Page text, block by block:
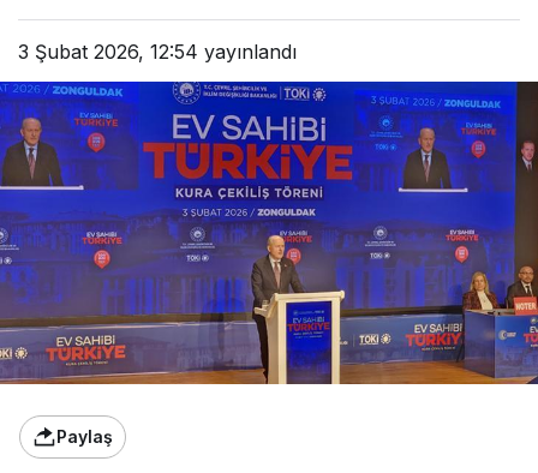
3 Şubat 2026, 12:54 yayınlandı
Paylaş